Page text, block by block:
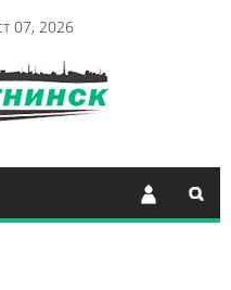
07, 2026